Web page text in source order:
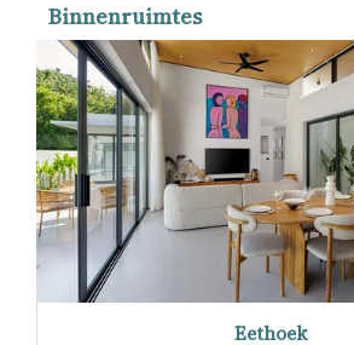
Binnenruimtes
Eethoek